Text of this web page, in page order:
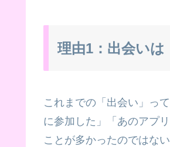
理由1：出会い
これまでの「出会い」っ
に参加した」「あのアプ
ことが多かったのではな